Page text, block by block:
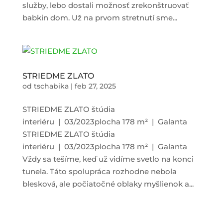
služby, lebo dostali možnosť zrekonštruovať
babkin dom. Už na prvom stretnutí sme...
STRIEDME ZLATO
od tschabika| feb 27, 2025
STRIEDME ZLATO štúdia
interiéru | 03/2023plocha 178 m² | Galanta
STRIEDME ZLATO štúdia
interiéru | 03/2023plocha 178 m² | Galanta
Vždy sa tešíme, keď už vidíme svetlo na konci
tunela. Táto spolupráca rozhodne nebola
blesková, ale počiatočné oblaky myšlienok a...